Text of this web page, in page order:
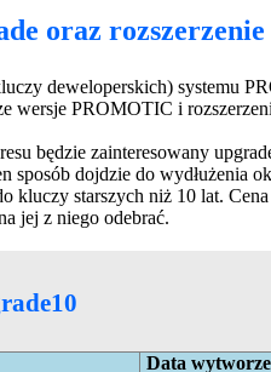
oraz
deweloperskich) systemu
wersje PROMOTIC i
będzie zainteresowany
sposób dojdzie do wydłużenia
kluczy starszych niż 10 lat.
jej z niego odebrać.
Data